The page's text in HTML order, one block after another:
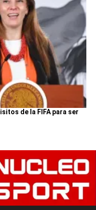
de la FIFA para ser